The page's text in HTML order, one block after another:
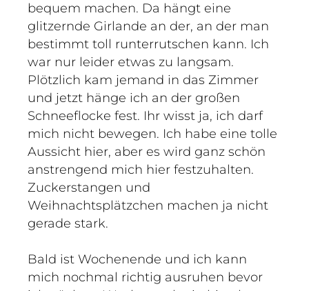
bequem machen. Da hängt eine
glitzernde Girlande an der, an der man
bestimmt toll runterrutschen kann. Ich
war nur leider etwas zu langsam.
Plötzlich kam jemand in das Zimmer
und jetzt hänge ich an der großen
Schneeflocke fest. Ihr wisst ja, ich darf
mich nicht bewegen. Ich habe eine tolle
Aussicht hier, aber es wird ganz schön
anstrengend mich hier festzuhalten.
Zuckerstangen und
Weihnachtsplätzchen machen ja nicht
gerade stark.
Bald ist Wochenende und ich kann
mich nochmal richtig ausruhen bevor